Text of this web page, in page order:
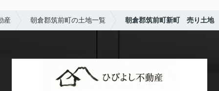
産 朝倉郡筑前町の土地一覧 朝倉郡筑前町新町 売り土地